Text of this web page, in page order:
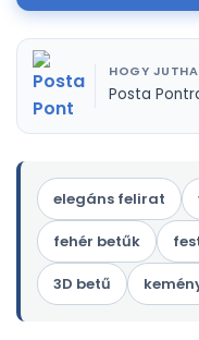
HOGY
Posta
elegáns felirat
fehér betűk
3D betű